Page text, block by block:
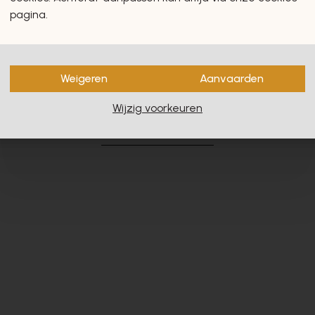
zullen u zeker en vast
pagina.
Weigeren Aanvaarden
Wijzig voorkeuren